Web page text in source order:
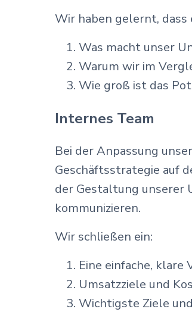
Wir haben gelernt, dass
Was macht unser
Warum wir im
Wie groß ist das
Internes Team
Bei der Anpassung
Geschäftsstrategie auf
der Gestaltung unserer
kommunizieren.
Wir schließen ein:
Eine einfache, klare
Umsatzziele und
Wichtigste Ziele